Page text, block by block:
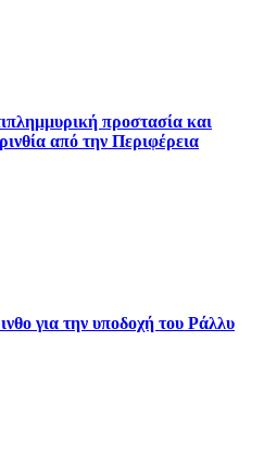
προστασία και
από την Περιφέρεια
για την υποδοχή του Ράλλυ